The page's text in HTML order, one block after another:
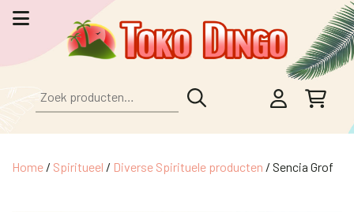
Zoeken
Home / Spiritueel / Diverse Spirituele producten / Sencia Grof